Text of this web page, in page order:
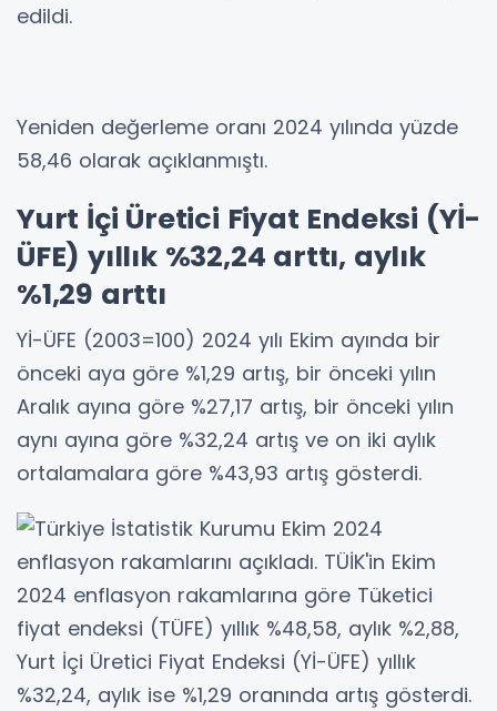
edildi.
Yeniden değerleme oranı 2024 yılında yüzde
58,46 olarak açıklanmıştı.
Yurt İçi Üretici Fiyat Endeksi (Yİ-
ÜFE) yıllık %32,24 arttı, aylık
%1,29 arttı
Yİ-ÜFE (2003=100) 2024 yılı Ekim ayında bir
önceki aya göre %1,29 artış, bir önceki yılın
Aralık ayına göre %27,17 artış, bir önceki yılın
aynı ayına göre %32,24 artış ve on iki aylık
ortalamalara göre %43,93 artış gösterdi.